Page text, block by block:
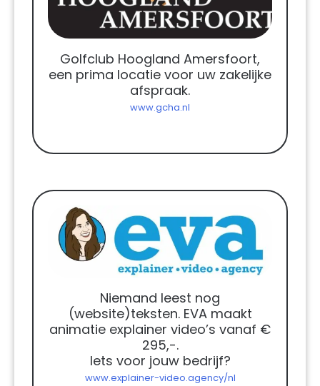
Golfclub Hoogland Amersfoort,
een prima locatie voor uw zakelijke
afspraak.
www.gcha.nl
Niemand leest nog
(website)teksten. EVA maakt
animatie explainer video’s vanaf €
295,-.
Iets voor jouw bedrijf?
www.explainer-video.agency/nl